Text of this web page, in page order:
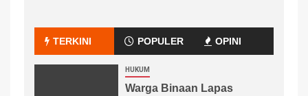
TERKINI POPULER OPINI
HUKUM
Warga Binaan Lapas